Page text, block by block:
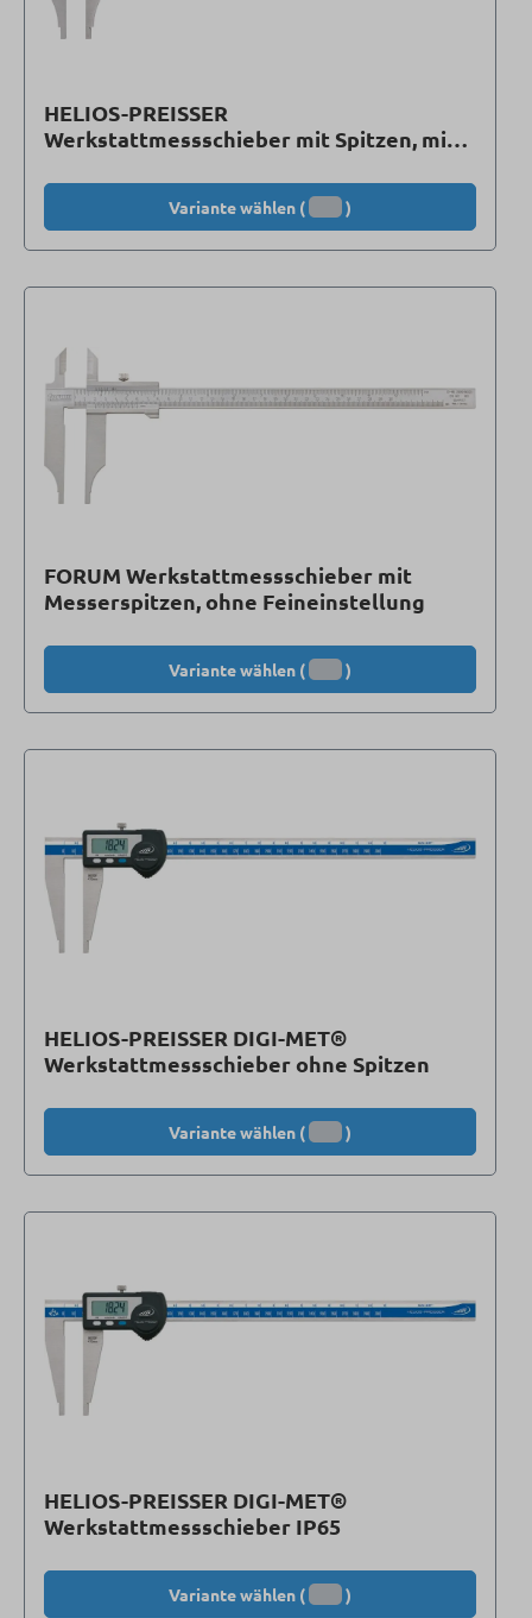
HELIOS-PREISSER
Werkstattmessschieber mit Spitzen, mit
Variante wählen ( )
FORUM Werkstattmessschieber mit
Messerspitzen, ohne Feineinstellung
Variante wählen ( )
HELIOS-PREISSER DIGI-MET®
Werkstattmessschieber ohne Spitzen
Variante wählen ( )
HELIOS-PREISSER DIGI-MET®
Werkstattmessschieber IP65
Variante wählen ( )